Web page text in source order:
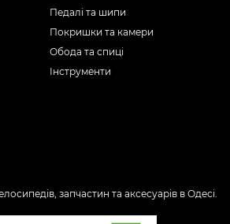
Педалі та шипи
Покришки та камери
Обода та спиці
Інструменти
запчастин та аксесуарів в Одесі.